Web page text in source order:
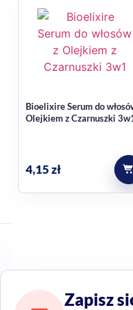
Bioelixire Serum do
Olejkiem z Czarnuszki
4,15zł
Zapisz